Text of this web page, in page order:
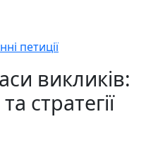
петиції
викликів:
стратегії